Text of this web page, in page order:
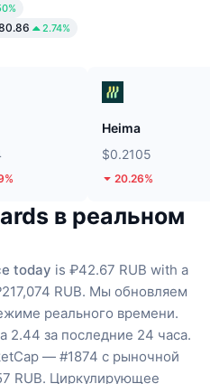
2.74%
Heima
$0.2105
20.26%
в реальном
today is ₽42.67 RUB with a
RUB. Мы обновляем
реального времени.
2.44 за последние 24 часа.
— #1874 с рыночной
RUB. Циркулирующее